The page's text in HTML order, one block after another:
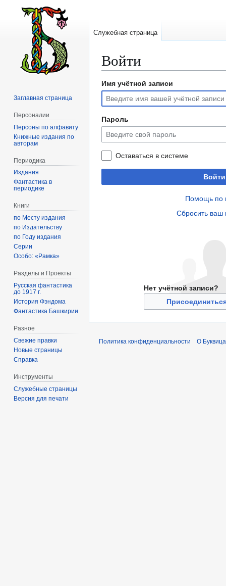
Войти
Перейти
навигации
Перейти
поиску
Имя учётной записи
Пароль
Оставаться в системе
Войти
Помощь по
Сбросить ваш
Нет учётной записи?
Служебная страница
Заглавная страница
Персоналии
Персоны по алфавиту
Книжные издания по
авторам
Периодика
Издания
Фантастика в
периодике
Книги
по Месту издания
по Издательству
по Году издания
Серии
Особо: «Рамка»
Разделы и Проекты
Русская фантастика
до 1917 г.
История Фэндома
Фантастика Башкирии
Разное
Свежие правки
Новые страницы
Справка
Инструменты
Служебные страницы
Версия для печати
Политика конфиденциальности О Буквица